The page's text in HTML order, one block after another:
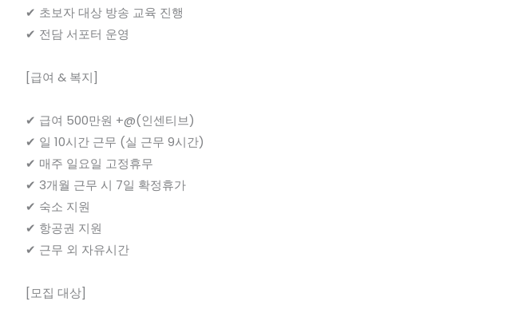
✔ 초보자 대상 방송 교육 진행
✔ 전담 서포터 운영
[급여 & 복지]
✔ 급여 500만원 +@(인센티브)
✔ 일 10시간 근무 (실 근무 9시간)
✔ 매주 일요일 고정휴무
✔ 3개월 근무 시 7일 확정휴가
✔ 숙소 지원
✔ 항공권 지원
✔ 근무 외 자유시간
[모집 대상]